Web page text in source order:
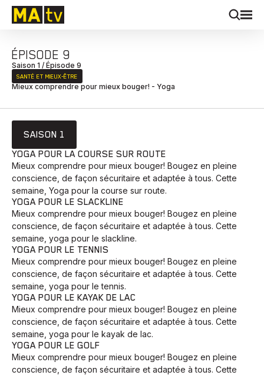
ÉPISODE 9
Saison 1 / Épisode 9
SANTÉ ET MIEUX‑ÊTRE
Mieux comprendre pour mieux bouger! - Yoga
SAISON 1
YOGA POUR LA COURSE SUR ROUTE
Mieux comprendre pour mieux bouger! Bougez en pleine
conscience, de façon sécuritaire et adaptée à tous. Cette
semaine, Yoga pour la course sur route.
YOGA POUR LE SLACKLINE
Mieux comprendre pour mieux bouger! Bougez en pleine
conscience, de façon sécuritaire et adaptée à tous. Cette
semaine, yoga pour le slackline.
YOGA POUR LE TENNIS
Mieux comprendre pour mieux bouger! Bougez en pleine
conscience, de façon sécuritaire et adaptée à tous. Cette
semaine, yoga pour le tennis.
YOGA POUR LE KAYAK DE LAC
Mieux comprendre pour mieux bouger! Bougez en pleine
conscience, de façon sécuritaire et adaptée à tous. Cette
semaine, yoga pour le kayak de lac.
YOGA POUR LE GOLF
Mieux comprendre pour mieux bouger! Bougez en pleine
conscience, de façon sécuritaire et adaptée à tous. Cette